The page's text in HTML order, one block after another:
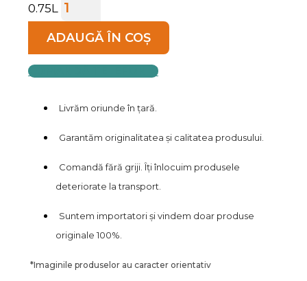
0.75L
ADAUGĂ ÎN COȘ
COMANDĂ TELEFONIC
Livrăm oriunde în țară.
Garantăm originalitatea și calitatea produsului.
Comandă fără griji. Îți înlocuim produsele
deteriorate la transport.
Suntem importatori și vindem doar produse
originale 100%.
*Imaginile produselor au caracter orientativ